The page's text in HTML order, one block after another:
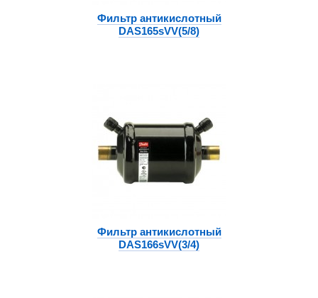
Фильтр антикислотный
DAS165sVV(5/8)
Фильтр антикислотный
DAS166sVV(3/4)